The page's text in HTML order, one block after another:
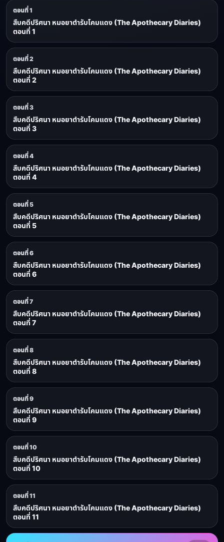
ตอนที่ 1
สืบคดีปริศนา หมอยาตำรับโคมแดง (The Apothecary Diaries)
ตอนที่ 1
ตอนที่ 2
สืบคดีปริศนา หมอยาตำรับโคมแดง (The Apothecary Diaries)
ตอนที่ 2
ตอนที่ 3
สืบคดีปริศนา หมอยาตำรับโคมแดง (The Apothecary Diaries)
ตอนที่ 3
ตอนที่ 4
สืบคดีปริศนา หมอยาตำรับโคมแดง (The Apothecary Diaries)
ตอนที่ 4
ตอนที่ 5
สืบคดีปริศนา หมอยาตำรับโคมแดง (The Apothecary Diaries)
ตอนที่ 5
ตอนที่ 6
สืบคดีปริศนา หมอยาตำรับโคมแดง (The Apothecary Diaries)
ตอนที่ 6
ตอนที่ 7
สืบคดีปริศนา หมอยาตำรับโคมแดง (The Apothecary Diaries)
ตอนที่ 7
ตอนที่ 8
สืบคดีปริศนา หมอยาตำรับโคมแดง (The Apothecary Diaries)
ตอนที่ 8
ตอนที่ 9
สืบคดีปริศนา หมอยาตำรับโคมแดง (The Apothecary Diaries)
ตอนที่ 9
ตอนที่ 10
สืบคดีปริศนา หมอยาตำรับโคมแดง (The Apothecary Diaries)
ตอนที่ 10
ตอนที่ 11
สืบคดีปริศนา หมอยาตำรับโคมแดง (The Apothecary Diaries)
ตอนที่ 11